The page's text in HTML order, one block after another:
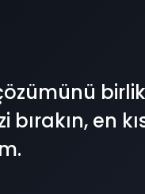
en